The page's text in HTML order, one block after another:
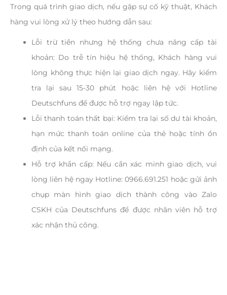
Trong quá trình giao dịch, nếu gặp sự cố kỹ thuật, Khách
hàng vui lòng xử lý theo hướng dẫn sau:
Lỗi trừ tiền nhưng hệ thống chưa nâng cấp tài
khoản: Do trễ tín hiệu hệ thống, Khách hàng vui
lòng không thực hiện lại giao dịch ngay. Hãy kiểm
tra lại sau 15-30 phút hoặc liên hệ với Hotline
Deutschfuns để được hỗ trợ ngay lập tức.
Lỗi thanh toán thất bại: Kiểm tra lại số dư tài khoản,
hạn mức thanh toán online của thẻ hoặc tính ổn
định của kết nối mạng.
Hỗ trợ khẩn cấp: Nếu cần xác minh giao dịch, vui
lòng liên hệ ngay Hotline: 0966.691.251 hoặc gửi ảnh
chụp màn hình giao dịch thành công vào Zalo
CSKH của Deutschfuns để được nhân viên hỗ trợ
xác nhận thủ công.